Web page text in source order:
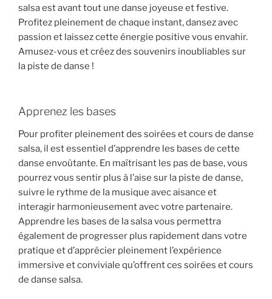
salsa est avant tout une danse joyeuse et festive.
Profitez pleinement de chaque instant, dansez avec
passion et laissez cette énergie positive vous envahir.
Amusez-vous et créez des souvenirs inoubliables sur
la piste de danse !
Apprenez les bases
Pour profiter pleinement des soirées et cours de danse
salsa, il est essentiel d’apprendre les bases de cette
danse envoûtante. En maîtrisant les pas de base, vous
pourrez vous sentir plus à l’aise sur la piste de danse,
suivre le rythme de la musique avec aisance et
interagir harmonieusement avec votre partenaire.
Apprendre les bases de la salsa vous permettra
également de progresser plus rapidement dans votre
pratique et d’apprécier pleinement l’expérience
immersive et conviviale qu’offrent ces soirées et cours
de danse salsa.